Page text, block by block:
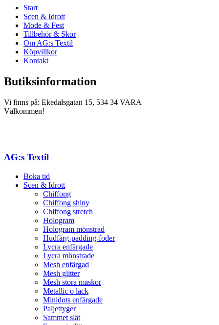
Start
Scen & Idrott
Mode & Fest
Tillbehör & Skor
Om AG:s Textil
Köpvillkor
Kontakt
Butiksinformation
Vi finns på: Ekedalsgatan 15, 534 34 VARA
Välkommen!
AG:s Textil
Boka tid
Scen & Idrott
Chiffong
Chiffong shiny
Chiffong stretch
Hologram
Hologram mönstrad
Hudfärg-padding-foder
Lycra enfärgade
Lycra mönstrade
Mesh enfärgad
Mesh glitter
Mesh stora maskor
Metallic o lack
Minidots enfärgade
Paljettyger
Sammet slät